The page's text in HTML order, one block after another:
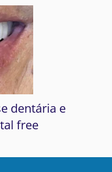
dentária e
free